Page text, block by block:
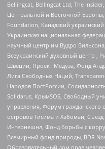
Bellingcat, Bellingcat Ltd, The
Центральной и Восточной
Foundation, Канадский
Украинская национальная
научный центр им Вудро
Всеукраинский духовный центр ,
Швеции, Проект Медуза, Фонд
Лига Свободных Наций,
Народов ПостРоссии,
Solidarus, КрымSOS, Свободный
управления, Форум гражданского
островов Тисима и Хабомаи,
Интернешнл, Фонд борьбы с
Всемирный фонд природы, BDR
Образовательный дом прав